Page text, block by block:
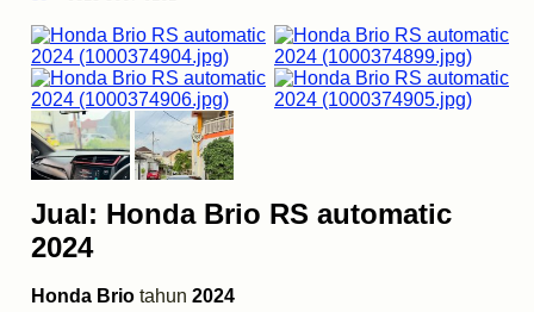
Jual: Honda Brio RS automatic
2024
Honda Brio tahun 2024